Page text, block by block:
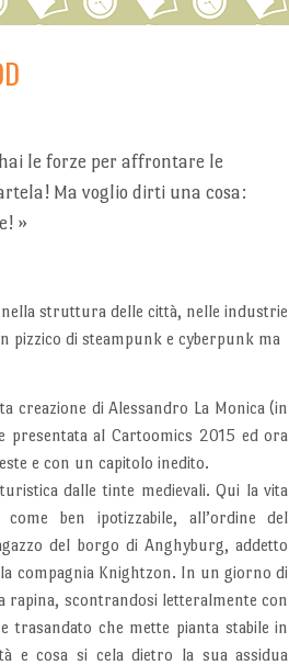
le forze per affrontare le
Ma voglio dirti una cosa:
»
struttura delle città, nelle industrie
pizzico di steampunk e cyberpunk ma
creazione di Alessandro La Monica (in
presentata al Cartoomics 2015 ed ora
e con un capitolo inedito.
dalle tinte medievali. Qui la vita
ben ipotizzabile, all’ordine del
del borgo di Anghyburg, addetto
compagnia Knightzon. In un giorno di
rapina, scontrandosi letteralmente con
trasandato che mette pianta stabile in
e cosa si cela dietro la sua assidua